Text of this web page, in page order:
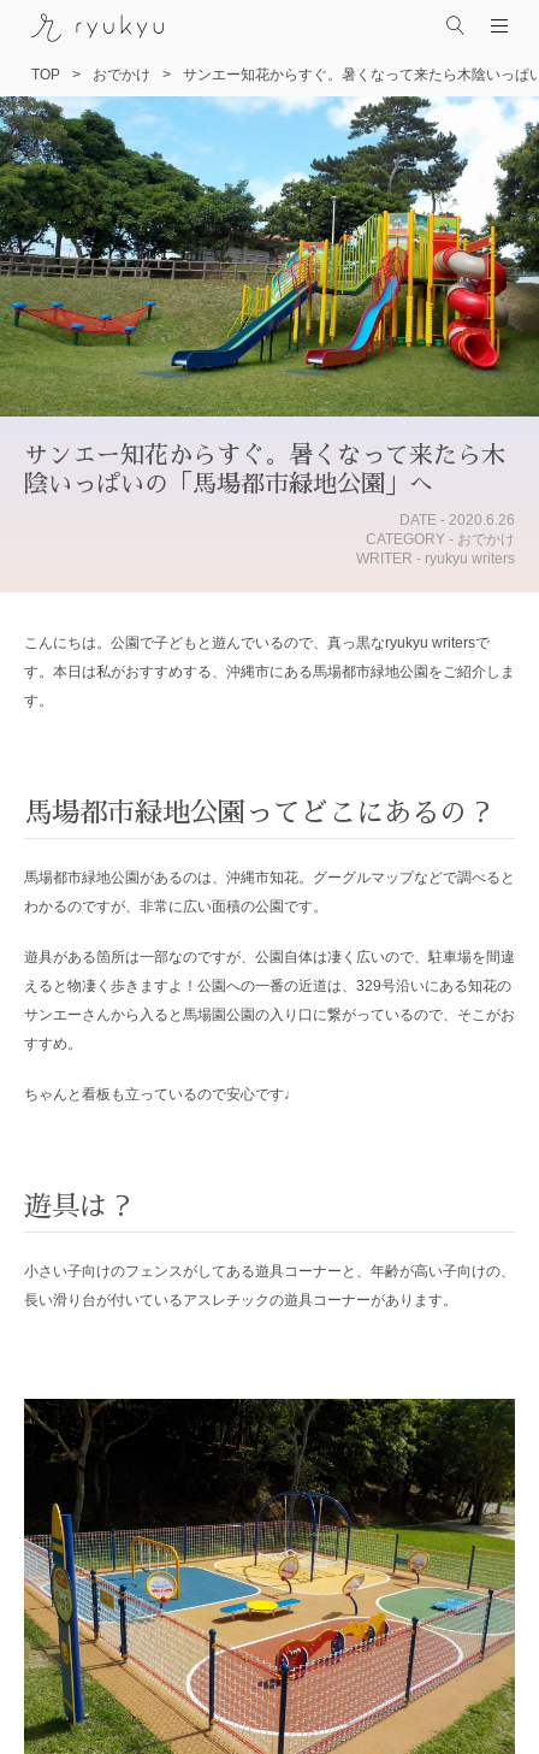
TOP おでかけ サンエー知花からすぐ。暑くなって来たら木陰いっぱ
コ
ン
テ
ン
ツ
へ
ス
キ
ッ
プ
サンエー知花からすぐ。暑くなって来たら木
陰いっぱいの「馬場都市緑地公園」へ
DATE - 2020.6.26
CATEGORY - おでかけ
WRITER - ryukyu writers
こんにちは。公園で子どもと遊んでいるので、真っ黒なryukyu writersで
す。本日は私がおすすめする、沖縄市にある馬場都市緑地公園をご紹介しま
す。
馬場都市緑地公園ってどこにあるの？
馬場都市緑地公園があるのは、沖縄市知花。グーグルマップなどで調べると
わかるのですが、非常に広い面積の公園です。
遊具がある箇所は一部なのですが、公園自体は凄く広いので、駐車場を間違
えると物凄く歩きますよ！公園への一番の近道は、329号沿いにある知花の
サンエーさんから入ると馬場園公園の入り口に繋がっているので、そこがお
すすめ。
ちゃんと看板も立っているので安心です♩
遊具は？
小さい子向けのフェンスがしてある遊具コーナーと、年齢が高い子向けの、
長い滑り台が付いているアスレチックの遊具コーナーがあります。